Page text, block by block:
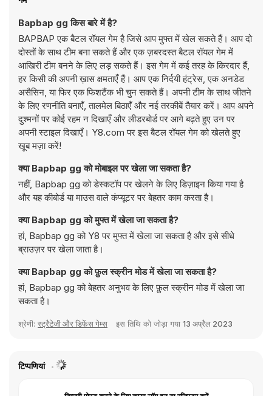
Bapbap gg किस बारे में है?
BAPBAP एक बैटल रॉयल गेम है जिसे आप मुफ्त में खेल सकते हैं। आप दो
दोस्तों के साथ टीम बना सकते हैं और एक ज़बरदस्त बैटल रॉयल गेम में
आखिरी टीम बनने के लिए लड़ सकते हैं। इस गेम में कई तरह के किरदार हैं,
हर किसी की अपनी ख़ास क्षमताएँ हैं। आप एक निर्दयी हंट्रेस, एक अनडेड
असैसिन, या फिर एक फिशटैंक भी चुन सकते हैं। अपनी टीम के साथ जीतने
के लिए रणनीति बनाएँ, तालमेल बिठाएँ और नई तरकीबें तैयार करें। आप अपने
दुश्मनों पर कोई रहम न दिखाएँ और लीडरबोर्ड पर आगे बढ़ते हुए उन पर
अपनी स्टाइल दिखाएँ। Y8.com पर इस बैटल रॉयल गेम को खेलते हुए
खूब मज़ा करें!
क्या Bapbap gg को मोबाइल पर खेला जा सकता है?
नहीं, Bapbap gg को डेस्कटॉप पर खेलने के लिए डिज़ाइन किया गया है
और यह कीबोर्ड या माउस वाले कंप्यूटर पर बेहतर काम करता है।
क्या Bapbap gg को मुफ्त में खेला जा सकता है?
हां, Bapbap gg को Y8 पर मुफ्त में खेला जा सकता है और इसे सीधे
ब्राउज़र पर खेला जाता है।
क्या Bapbap gg को फ़ुल स्क्रीन मोड में खेला जा सकता है?
हां, Bapbap gg को बेहतर अनुभव के लिए फ़ुल स्क्रीन मोड में खेला जा
सकता है।
श्रेणी: स्ट्रैटेजी और डिफेंस गेम्स इस तिथि को जोड़ा गया 13 अप्रैल 2023
टिप्पणियां